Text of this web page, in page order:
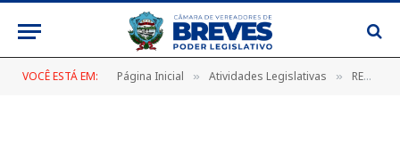
VOCÊ ESTÁ EM: Página Inicial » Atividades Legislativas » REQUERIMENTO Nº 181/2019, DE 24 DE MAIO DE 2019